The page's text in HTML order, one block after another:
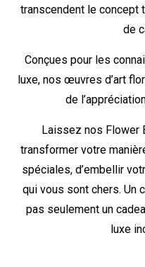
transcendent le concept
de
Conçues pour les
luxe, nos œuvres d’art
de
Laissez nos Flower
transformer votre
spéciales, d’embellir
qui vous sont chers. Un
pas seulement un
luxe